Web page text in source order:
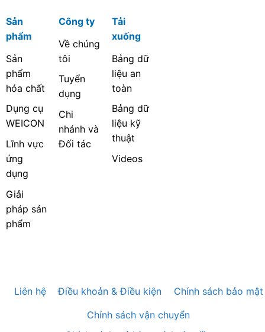
Sản
phẩm
Sản
phẩm
hóa chất
Dụng cụ
WEICON
Lĩnh vực
ứng
dụng
Giải
pháp sản
phẩm
Công ty
Về chúng
tôi
Tuyển
dụng
Chi
nhánh và
Đối tác
Tải
xuống
Bảng dữ
liệu an
toàn
Bảng dữ
liệu kỹ
thuật
Videos
Liên hệ Điều khoản & Điều kiện
Chính sách bảo mật
Chính sách vận chuyển